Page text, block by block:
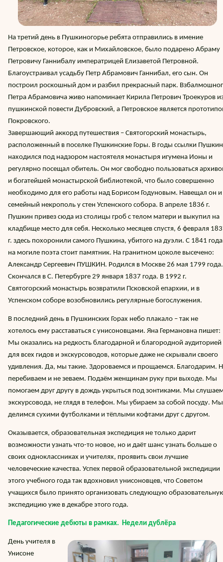
На третий день в Пушкиногорье ребята отправились в имение
Петровское, которое, как и Михайловское, было подарено Абраму
Петровичу Ганнибалу императрицей Елизаветой Петровной.
Благоустраивал усадьбу Петр Абрамович Ганнибал, его сын. Он
построил роскошный дом и разбил прекрасный парк.
Петра Абрамовича живо напоминает Кирила Петрович Троекуров
пушкинской повести Дубровский, а Петровское является
Покровского.
Завершающий аккорд путешествия – Святогорский монастырь,
расположенный в поселке Пушкинские Горы. В годы ссылки Пушкин
находился под надзором настоятеля монастыря игумена Ионы и
регулярно посещал обитель. Он мог свободно пользоваться
и богатейшей монастырской библиотекой, что было совершенно
необходимо для его работы над Борисом Годуновым. Навещал он и
семейный некрополь у стен Успенского собора. В апреле 1836 г.
Пушкин привез сюда из столицы гроб с телом матери и выкупил на
кладбище место для себя. Несколько месяцев спустя, 6 февраля
г. здесь похоронили самого Пушкина, убитого на дуэли. С 1841 года
на могиле поэта стоит памятник. На гранитном цоколе высечено:
Александр Сергеевич ПУШКИН. Родился в Москве 26 мая 1799 года.
Скончался в С. Петербурге 29 января 1837 года. В 1992 г.
Святогорский монастырь возвратили Псковской епархии, и в
Успенском соборе возобновились регулярные богослужения.
В последний день в Пушкинских Горах небо плакало – так не
хотелось ему расставаться с унисоновцами. Яна Германовна пишет:
Мы оказались на редкость благодарной и благородной аудиторией
для всех гидов и экскурсоводов, которые даже не скрывали своего
удивления. Да, мы такие. Здороваемся и прощаемся. Благодарим.
перебиваем и не зеваем. Подаём женщинам руку при выходе. Мы
помогаем друг другу в дождь укрыться под зонтиками. Мы
экскурсовода, не глядя в телефон. Мы убираем за собой посуду. Мы
делимся сухими футболками и тёплыми кофтами друг с другом.
Оказывается, образовательная экспедиция не только дарит
возможности узнать что-то новое, но и даёт шанс узнать больше о
своих одноклассниках и учителях, проявить свои лучшие
человеческие качества. Успех первой образовательной экспедиции
этого учебного года так вдохновил унисоновцев, что Советом
учащихся было принято организовать следующую
экспедицию уже в декабре этого года.
Педагогические дебюты в рамках. Недели дублёра
День учителя в
Унисоне